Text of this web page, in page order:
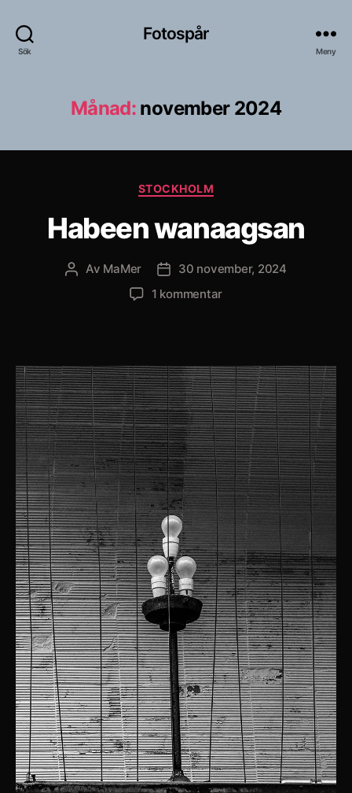
Sök
Fotospår
Meny
Månad: november 2024
Kategorier
STOCKHOLM
Habeen wanaagsan
Inläggsförfattare
Av MaMer Inläggsdatum
30 november, 2024
1 kommentartill